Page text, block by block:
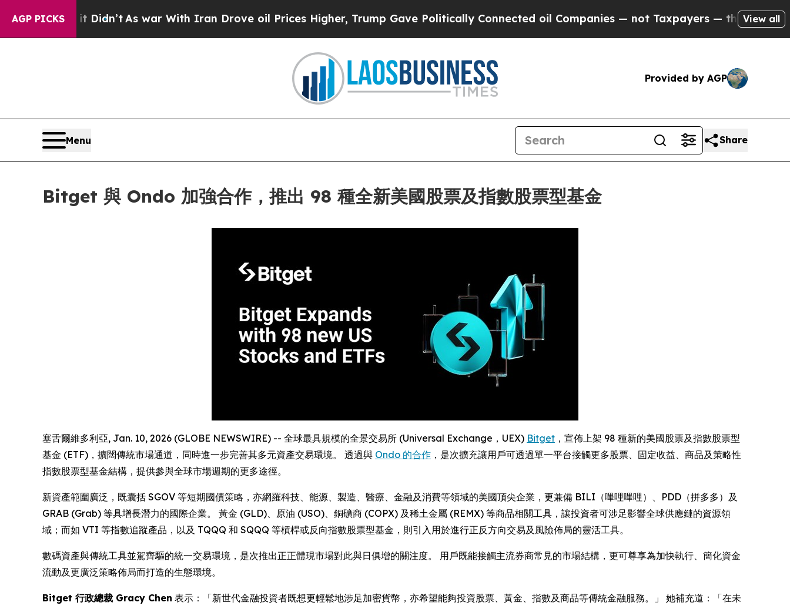
AGP PICKS
it Didn’t As war With Iran Drove oil Prices Higher, Trump Gave Politically Connected oil Companies — not Taxpayers — the Chance to Cash
View all
Provided by AGP
Menu Share
Bitget 與 Ondo 加強合作，推出 98 種全新美國股票及指數股票型基金
塞舌爾維多利亞, Jan. 10, 2026 (GLOBE NEWSWIRE) -- 全球最具規模的全景交易所 (Universal Exchange，UEX) Bitget ，宣佈上架 98 種新的美國股票及指數股票型
基金 (ETF)，擴闊傳統市場通道，同時進一步完善其多元資產交易環境。 透過與 Ondo 的合作 ，是次擴充讓用戶可透過單一平台接觸更多股票、固定收益、商品及策略性
指數股票型基金結構，提供參與全球市場週期的更多途徑。
新資產範圍廣泛，既囊括 SGOV 等短期國債策略，亦網羅科技、能源、製造、醫療、金融及消費等領域的美國頂尖企業，更兼備 BILI（嗶哩嗶哩）、PDD（拼多多）及
GRAB (Grab) 等具增長潛力的國際企業。 黃金 (GLD)、原油 (USO)、銅礦商 (COPX) 及稀土金屬 (REMX) 等商品相關工具，讓投資者可涉足影響全球供應鏈的資源領
域；而如 VTI 等指數追蹤產品，以及 TQQQ 和 SQQQ 等槓桿或反向指數股票型基金，則引入用於進行正反方向交易及風險佈局的靈活工具。
數碼資產與傳統工具並駕齊驅的統一交易環境，是次推出正正體現市場對此與日俱增的關注度。 用戶既能接觸主流券商常見的市場結構，更可尊享為加快執行、簡化資金
流動及更廣泛策略佈局而打造的生態環境。
Bitget 行政總裁 Gracy Chen 表示：「新世代金融投資者既想更輕鬆地涉足加密貨幣，亦希望能夠投資股票、黃金、指數及商品等傳統金融服務。」 她補充道：「在未